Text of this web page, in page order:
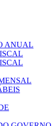
ANUAL